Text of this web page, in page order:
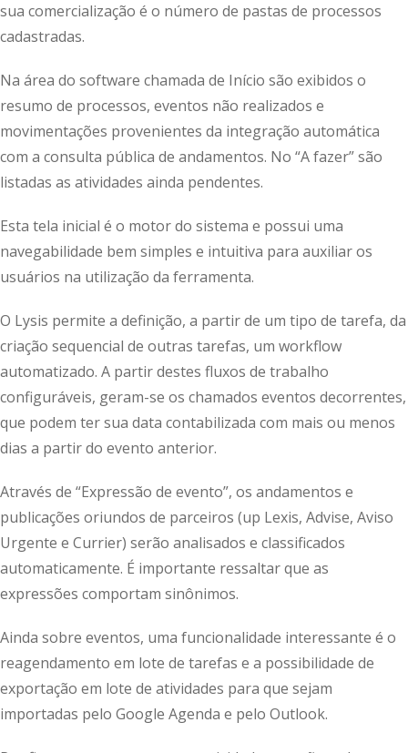
sua comercialização é o número de pastas de processos
cadastradas.
Na área do software chamada de Início são exibidos o
resumo de processos, eventos não realizados e
movimentações provenientes da integração automática
com a consulta pública de andamentos. No “A fazer” são
listadas as atividades ainda pendentes.
Esta tela inicial é o motor do sistema e possui uma
navegabilidade bem simples e intuitiva para auxiliar os
usuários na utilização da ferramenta.
O Lysis permite a definição, a partir de um tipo de tarefa, da
criação sequencial de outras tarefas, um workflow
automatizado. A partir destes fluxos de trabalho
configuráveis, geram-se os chamados eventos decorrentes,
que podem ter sua data contabilizada com mais ou menos
dias a partir do evento anterior.
Através de “Expressão de evento”, os andamentos e
publicações oriundos de parceiros (up Lexis, Advise, Aviso
Urgente e Currier) serão analisados e classificados
automaticamente. É importante ressaltar que as
expressões comportam sinônimos.
Ainda sobre eventos, uma funcionalidade interessante é o
reagendamento em lote de tarefas e a possibilidade de
exportação em lote de atividades para que sejam
importadas pelo Google Agenda e pelo Outlook.